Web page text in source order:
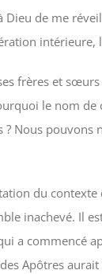
de me
intérieure,
frères et
le nom
Nous
du
inachevé. Il
a commencé
Apôtres